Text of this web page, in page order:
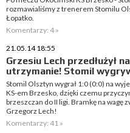
rozmawialiśmy z trenerem Stomilu
Łopatko.
Komentarzy: 4 »
21.05.14 18:55
Grzesiu Lech przedłużył
utrzymanie! Stomil
Stomil Olsztyn wygrał 1:0 (0:0) na
KS-em Brzesko, dzięki czemu
brzeszczan do II ligi. Bramkę na wagę
Grzegorz Lech!
Komentarzy: 41 »